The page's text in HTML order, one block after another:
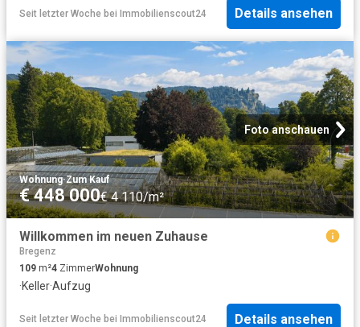
Seit letzter Woche bei Immobilienscout24 Details ansehen
Foto anschauen
Wohnung·Zum Kauf
€ 448 000€ 4 110/m²
Willkommen im neuen Zuhause
Bregenz
109 m²4 ZimmerWohnung
·Keller·Aufzug
Seit letzter Woche bei Immobilienscout24 Details ansehen